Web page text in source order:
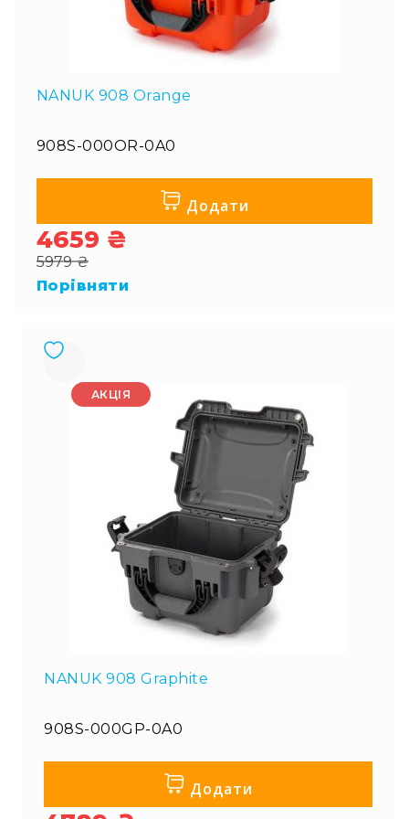
NANUK 908 Orange
908S-000OR-0A0
Додати
Special
Price
4659 ₴
Regular
Price
5979 ₴
Порівняти
АКЦІЯ
NANUK 908 Graphite
908S-000GP-0A0
Додати